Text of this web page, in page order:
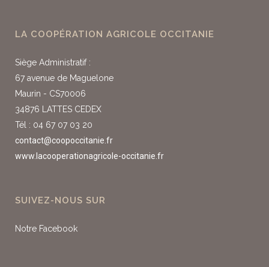
LA COOPÉRATION AGRICOLE OCCITANIE
Siège Administratif :
67 avenue de Maguelone
Maurin - CS70006
34876 LATTES CEDEX
Tél : 04 67 07 03 20
contact@coopoccitanie.fr
www.lacooperationagricole-occitanie.fr
SUIVEZ-NOUS SUR
Notre Facebook